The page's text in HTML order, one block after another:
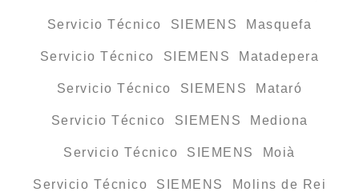
Servicio Técnico SIEMENS Masquefa
Servicio Técnico SIEMENS Matadepera
Servicio Técnico SIEMENS Mataró
Servicio Técnico SIEMENS Mediona
Servicio Técnico SIEMENS Moià
Servicio Técnico SIEMENS Molins de Rei